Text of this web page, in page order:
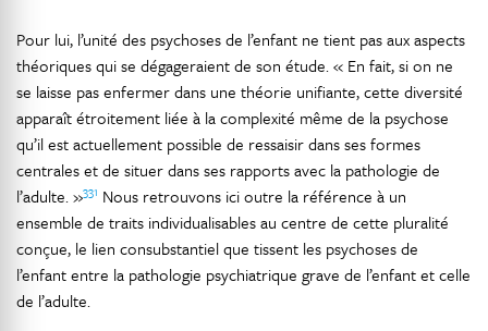
Pour lui, l’unité des psychoses de l’enfant ne tient pas aux aspects
théoriques qui se dégageraient de son étude. « En fait, si on ne
se laisse pas enfermer dans une théorie unifiante, cette diversité
apparaît étroitement liée à la complexité même de la psychose
qu’il est actuellement possible de ressaisir dans ses formes
centrales et de situer dans ses rapports avec la pathologie de
l’adulte. »331 Nous retrouvons ici outre la référence à un
ensemble de traits individualisables au centre de cette pluralité
conçue, le lien consubstantiel que tissent les psychoses de
l’enfant entre la pathologie psychiatrique grave de l’enfant et celle
de l’adulte.